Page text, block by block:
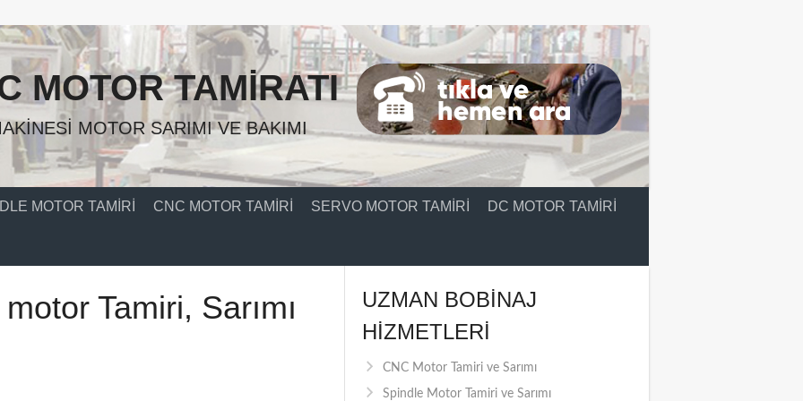
MOTOR TAMIRATI
MOTOR SARIMI VE BAKIMI
MOTOR TAMIRI CNC MOTOR TAMIRI SERVO MOTOR TAMIRI DC MOTOR TAMIRI
Tamiri, Sarımı
UZMAN BOBINAJ
HIZMETLERI
CNC Motor Tamiri ve Sarımı
Spindle Motor Tamiri ve Sarımı